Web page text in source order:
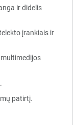
ir didelis
įrankiais ir
patirtį.